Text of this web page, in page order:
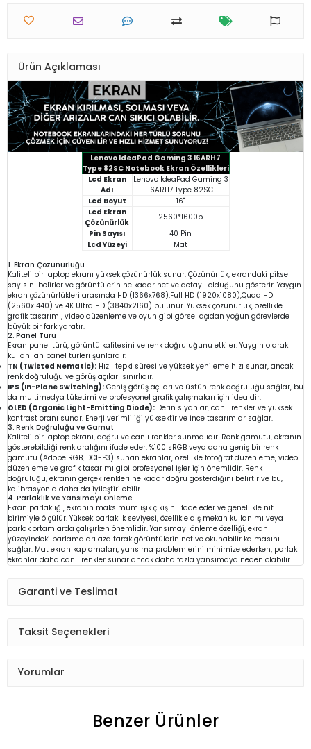
Ürün Açıklaması
Lenovo IdeaPad Gaming 3 16ARH7
Type 82SC Notebook Ekran Özellikleri
Lcd Ekran
Adı
Lenovo IdeaPad Gaming 3
16ARH7 Type 82SC
Lcd Boyut
16"
Lcd Ekran
Çözünürlük
2560*1600p
Pin Sayısı
40 Pin
Lcd Yüzeyi
Mat
1. Ekran Çözünürlüğü
Kaliteli bir laptop ekranı yüksek çözünürlük sunar. Çözünürlük, ekrandaki piksel
sayısını belirler ve görüntülerin ne kadar net ve detaylı olduğunu gösterir. Yaygın
ekran çözünürlükleri arasında HD (1366x768),Full HD (1920x1080),Quad HD
(2560x1440) ve 4K Ultra HD (3840x2160) bulunur. Yüksek çözünürlük, özellikle
grafik tasarımı, video düzenleme ve oyun gibi görsel açıdan yoğun görevlerde
büyük bir fark yaratır.
2. Panel Türü
Ekran panel türü, görüntü kalitesini ve renk doğruluğunu etkiler. Yaygın olarak
kullanılan panel türleri şunlardır:
TN (Twisted Nematic): Hızlı tepki süresi ve yüksek yenileme hızı sunar, ancak
renk doğruluğu ve görüş açıları sınırlıdır.
IPS (In-Plane Switching): Geniş görüş açıları ve üstün renk doğruluğu sağlar, bu
da multimedya tüketimi ve profesyonel grafik çalışmaları için idealdir.
OLED (Organic Light-Emitting Diode): Derin siyahlar, canlı renkler ve yüksek
kontrast oranı sunar. Enerji verimliliği yüksektir ve ince tasarımlar sağlar.
3. Renk Doğruluğu ve Gamut
Kaliteli bir laptop ekranı, doğru ve canlı renkler sunmalıdır. Renk gamutu, ekranın
gösterebildiği renk aralığını ifade eder. %100 sRGB veya daha geniş bir renk
gamutu (Adobe RGB, DCI-P3) sunan ekranlar, özellikle fotoğraf düzenleme, video
düzenleme ve grafik tasarımı gibi profesyonel işler için önemlidir. Renk
doğruluğu, ekranın gerçek renkleri ne kadar doğru gösterdiğini belirtir ve bu,
kalibrasyonla daha da iyileştirilebilir.
4. Parlaklık ve Yansımayı Önleme
Ekran parlaklığı, ekranın maksimum ışık çıkışını ifade eder ve genellikle nit
birimiyle ölçülür. Yüksek parlaklık seviyesi, özellikle dış mekan kullanımı veya
parlak ortamlarda çalışırken önemlidir. Yansımayı önleme özelliği, ekran
yüzeyindeki parlamaları azaltarak görüntülerin net ve okunabilir kalmasını
sağlar. Mat ekran kaplamaları, yansıma problemlerini minimize ederken, parlak
ekranlar daha canlı renkler sunar ancak daha fazla yansımaya neden olabilir.
Garanti ve Teslimat
Taksit Seçenekleri
Yorumlar
Benzer Ürünler